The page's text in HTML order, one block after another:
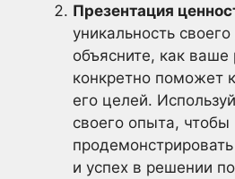
Презентация
уникальность
объясните, как
конкретно поможет
его целей.
своего опыта, чтобы
и успех в решении